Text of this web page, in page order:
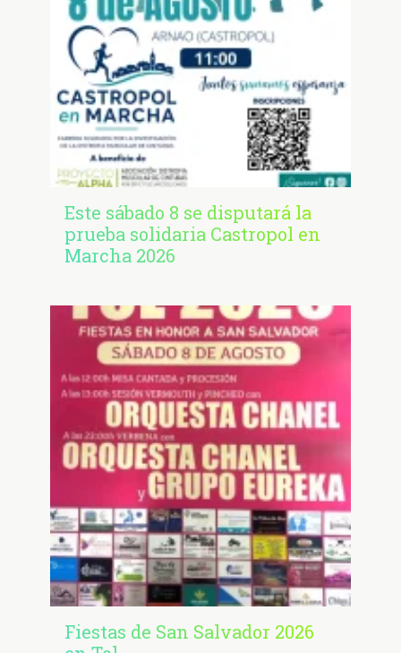
Este sábado 8 se disputará la
prueba solidaria Castropol en
Marcha 2026
Fiestas de San Salvador 2026